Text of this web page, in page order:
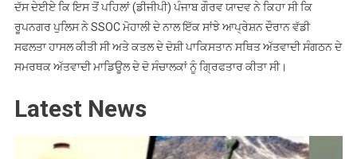
ਦਰਜ
ਦੱਸ ਦੇਈਏ ਕਿ ਇਸ ਤੋਂ ਪਹਿਲਾਂ (ਡੀਜੀਪੀ) ਪੰਜਾਬ ਗੌਰਵ ਯਾਦਵ ਨੇ ਕਿਹਾ ਸੀ ਕਿ
ਰੂਪਨਗਰ ਪੁਲਿਸ ਨੇ SSOC ਮੋਹਾਲੀ ਦੇ ਨਾਲ ਇੱਕ ਸਾਂਝੇ ਆਪ੍ਰੇਸ਼ਨ ਦੌਰਾਨ ਵੱਡੀ
ਸਫਲਤਾ ਹਾਸਲ ਕੀਤੀ ਸੀ ਅਤੇ ਕਤਲ ਦੇ ਦੋਸ਼ੀ ਪਾਕਿਸਤਾਨ ਸਥਿਤ ਅੱਤਵਾਦੀ ਸੰਗਠਨ ਦੇ
ਸਮਰਥਕ ਅੱਤਵਾਦੀ ਮਾਡਿਊਲ ਦੇ ਦੋ ਸੰਚਾਲਕਾਂ ਨੂੰ ਗ੍ਰਿਫਤਾਰ ਕੀਤਾ ਸੀ।
Latest News